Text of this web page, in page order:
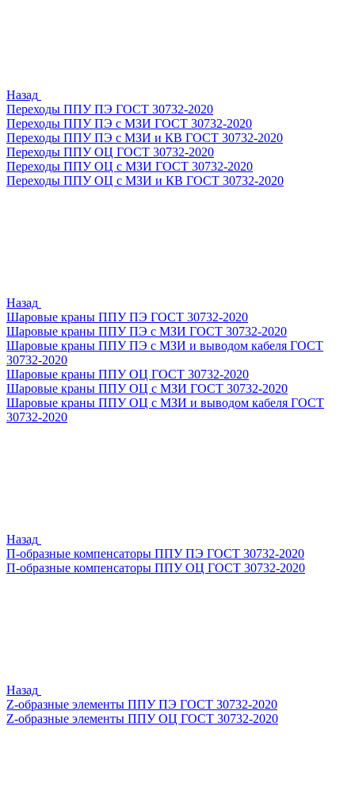
Назад
Переходы ППУ ПЭ ГОСТ 30732-2020
Переходы ППУ ПЭ с МЗИ ГОСТ 30732-2020
Переходы ППУ ПЭ с МЗИ и КВ ГОСТ 30732-2020
Переходы ППУ ОЦ ГОСТ 30732-2020
Переходы ППУ ОЦ с МЗИ ГОСТ 30732-2020
Переходы ППУ ОЦ с МЗИ и КВ ГОСТ 30732-2020
Назад
Шаровые краны ППУ ПЭ ГОСТ 30732-2020
Шаровые краны ППУ ПЭ с МЗИ ГОСТ 30732-2020
Шаровые краны ППУ ПЭ с МЗИ и выводом кабеля ГОСТ
30732-2020
Шаровые краны ППУ ОЦ ГОСТ 30732-2020
Шаровые краны ППУ ОЦ с МЗИ ГОСТ 30732-2020
Шаровые краны ППУ ОЦ с МЗИ и выводом кабеля ГОСТ
30732-2020
Назад
П-образные компенсаторы ППУ ПЭ ГОСТ 30732-2020
П-образные компенсаторы ППУ ОЦ ГОСТ 30732-2020
Назад
Z-образные элементы ППУ ПЭ ГОСТ 30732-2020
Z-образные элементы ППУ ОЦ ГОСТ 30732-2020